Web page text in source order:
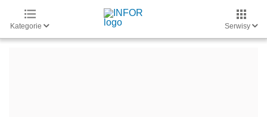
Kategorie Serwisy